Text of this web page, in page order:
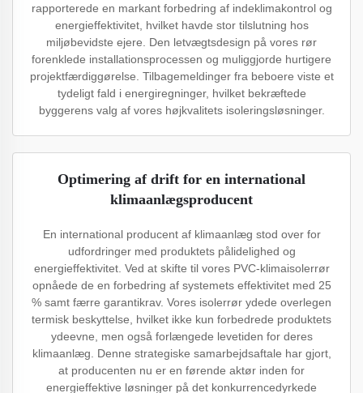
rapporterede en markant forbedring af indeklimakontrol og
energieffektivitet, hvilket havde stor tilslutning hos
miljøbevidste ejere. Den letvægtsdesign på vores rør
forenklede installationsprocessen og muliggjorde hurtigere
projektfærdiggørelse. Tilbagemeldinger fra beboere viste et
tydeligt fald i energiregninger, hvilket bekræftede
byggerens valg af vores højkvalitets isoleringsløsninger.
Optimering af drift for en international
klimaanlægsproducent
En international producent af klimaanlæg stod over for
udfordringer med produktets pålidelighed og
energieffektivitet. Ved at skifte til vores PVC-klimaisolerrør
opnåede de en forbedring af systemets effektivitet med 25
% samt færre garantikrav. Vores isolerrør ydede overlegen
termisk beskyttelse, hvilket ikke kun forbedrede produktets
ydeevne, men også forlængede levetiden for deres
klimaanlæg. Denne strategiske samarbejdsaftale har gjort,
at producenten nu er en førende aktør inden for
energieffektive løsninger på det konkurrencedyrkede